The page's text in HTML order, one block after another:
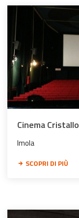
Cinema Cristallo
Imola
SCOPRI DI PIÙ